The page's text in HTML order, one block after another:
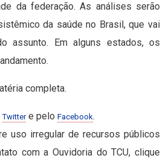
da federação. As análises serão
da saúde no Brasil, que vai
assunto. Em alguns estados, os
completa.
Twittere pelo Facebook.
uso irregular de recursos públicos
com a Ouvidoria do TCU, clique